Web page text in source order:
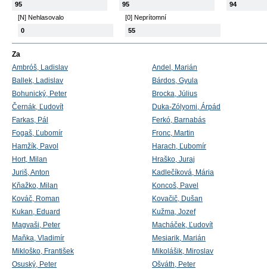
95
95
94
[N] Nehlasovalo
0
[0] Neprítomní
55
Za
Ambróš, Ladislav
Andel, Marián
Ballek, Ladislav
Bárdos, Gyula
Bohunický, Peter
Brocka, Július
Černák, Ľudovít
Duka-Zólyomi, Árpád
Farkas, Pál
Ferkó, Barnabás
Fogaš, Ľubomír
Fronc, Martin
Hamžík, Pavol
Harach, Ľubomír
Hort, Milan
Hraško, Juraj
Juriš, Anton
Kadlečíková, Mária
Kňažko, Milan
Koncoš, Pavel
Kováč, Roman
Kovačič, Dušan
Kukan, Eduard
Kužma, Jozef
Magvaši, Peter
Macháček, Ľudovít
Maňka, Vladimír
Mesiarik, Marián
Mikloško, František
Mikolášik, Miroslav
Osuský, Peter
Ošváth, Peter